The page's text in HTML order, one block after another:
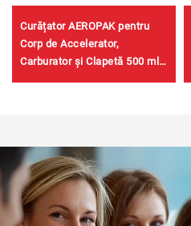
Curățator AEROPAK pentru
Corp de Accelerator,
Carburator și Clapetă 500 ml,